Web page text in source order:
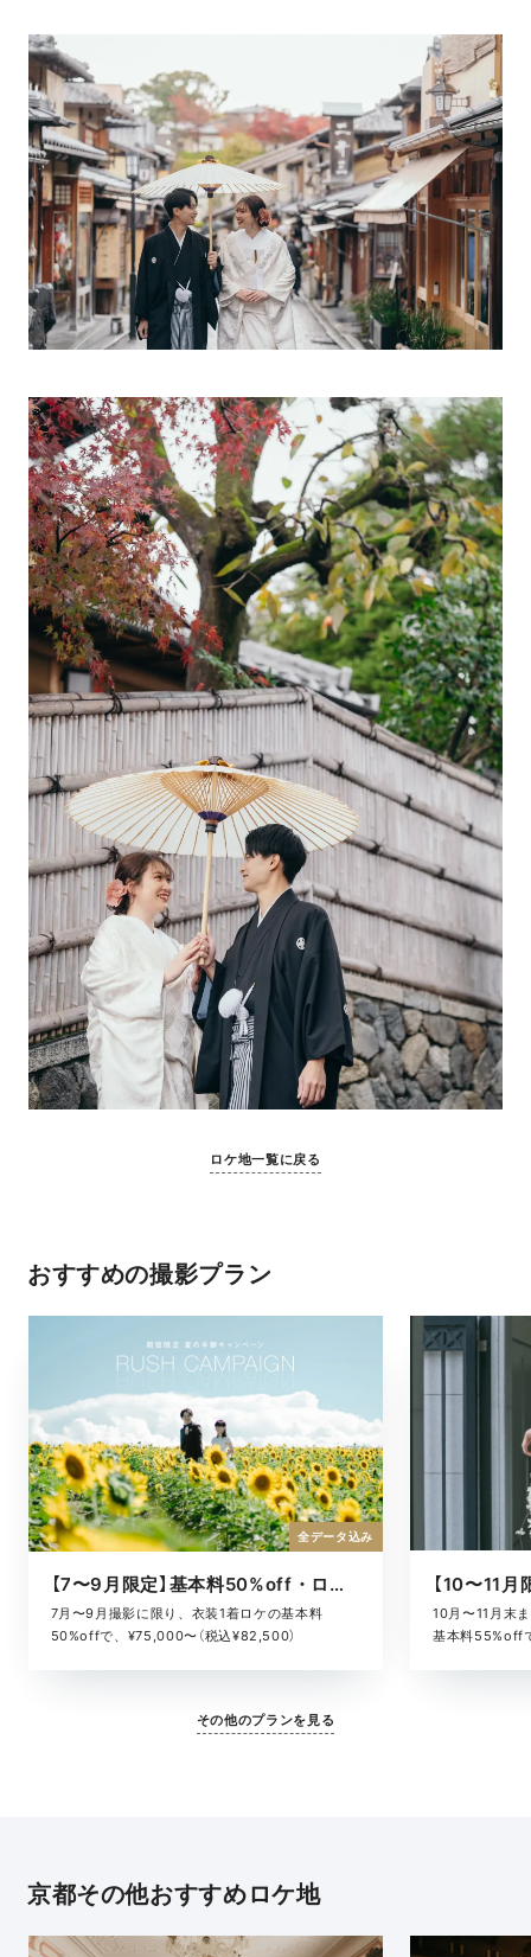
ロケ地一覧に戻る
おすすめの撮影プラン
【7〜9月限定】基本料50%off・ロケキャンペーン
7月〜9月撮影に限り、衣装1着ロケの基本料
50%offで、¥75,000〜（税込¥82,500）
全データ込み
10月〜11月末
基本料55%off
その他のプランを見る
京都その他おすすめロケ地